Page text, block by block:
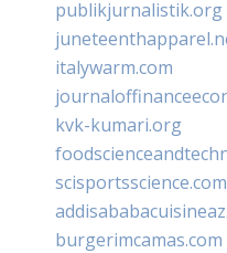
publikjurnalistik.org
italywarm.com
kvk-kumari.org
scisportsscience.com
burgerimcamas.com